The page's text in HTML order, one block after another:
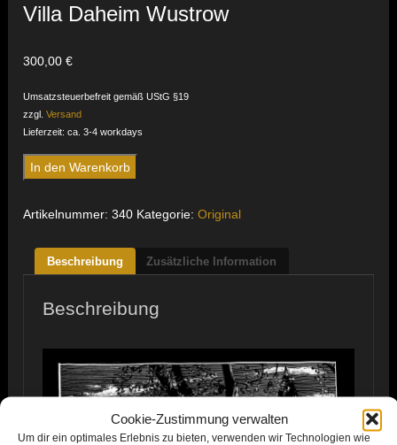
Cookie-Zustimmung verwalten
Um dir ein optimales Erlebnis zu bieten, verwenden wir Technologien wie
Villa Daheim Wustrow
300,00€
Umsatzsteuerbefreit gemäß UStG §19
zzgl.Versand
Lieferzeit: ca. 3-4 workdays
Villa
Daheim
Menge
In den Warenkorb
Artikelnummer:340 Kategorie:Original
Beschreibung Zusätzliche Information
Beschreibung